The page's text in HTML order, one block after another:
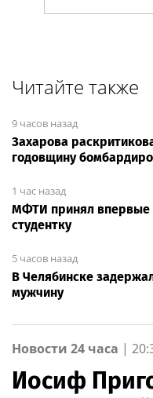
Читайте также
9 часов назад
Захарова
годовщину
1 час назад
МФТИ принял впервые
студентку
5 часов назад
В Челябинске
мужчину
Новости 24 часа |
Иосиф